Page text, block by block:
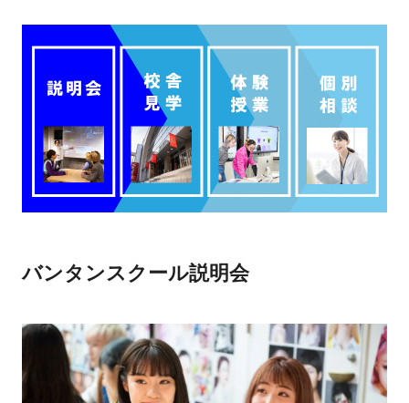
バンタンスクール説明会